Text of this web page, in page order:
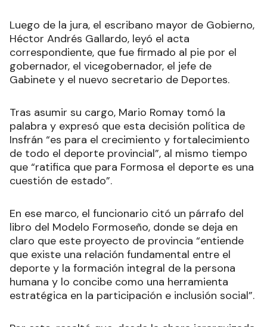
Luego de la jura, el escribano mayor de Gobierno,
Héctor Andrés Gallardo, leyó el acta
correspondiente, que fue firmado al pie por el
gobernador, el vicegobernador, el jefe de
Gabinete y el nuevo secretario de Deportes.
Tras asumir su cargo, Mario Romay tomó la
palabra y expresó que esta decisión política de
Insfrán “es para el crecimiento y fortalecimiento
de todo el deporte provincial”, al mismo tiempo
que “ratifica que para Formosa el deporte es una
cuestión de estado”.
En ese marco, el funcionario citó un párrafo del
libro del Modelo Formoseño, donde se deja en
claro que este proyecto de provincia “entiende
que existe una relación fundamental entre el
deporte y la formación integral de la persona
humana y lo concibe como una herramienta
estratégica en la participación e inclusión social”.